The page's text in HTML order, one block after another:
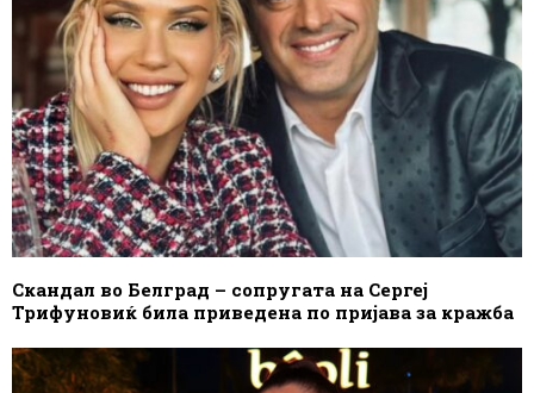
Скандал во Белград – сопругата на Сергеј
Трифуновиќ била приведена по пријава за кражба